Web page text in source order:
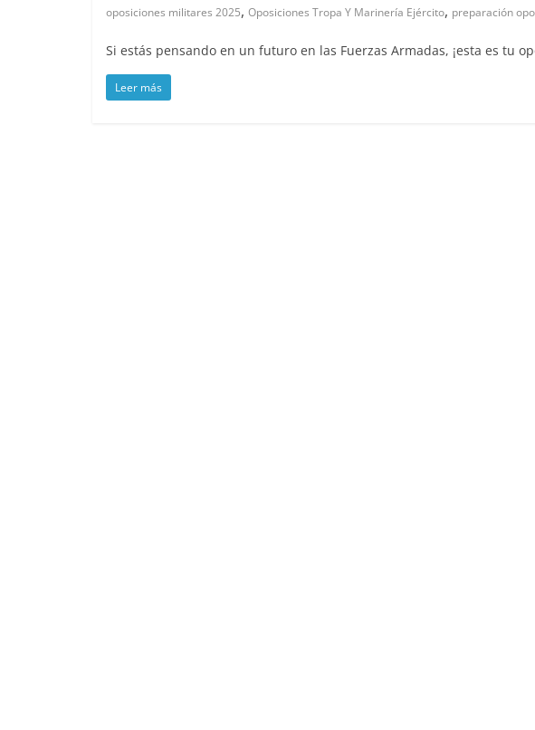
oposiciones militares 2025, Oposiciones Tropa Y Marinería Ejército, preparación
Si estás pensando en un futuro en las Fuerzas Armadas, ¡esta es tu
Leer más